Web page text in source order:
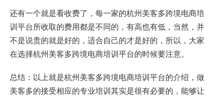
还有一个就是看收费了，每一家的杭州美客多跨境电商培
训平台所收取的费用都是不同的，有高也有低，当然，并
不是说贵的就是好的，适合自己的才是好的，所以，大家
在选择杭州美客多跨境电商培训平台的时候要注意。
总结：以上就是杭州美客多跨境电商培训平台的介绍，做
美客多的接受相应的专业培训其实是很有必要的，能够让